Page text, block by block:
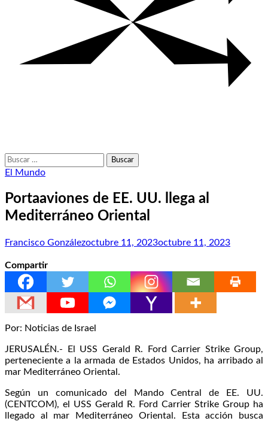
Buscar:
El Mundo
Portaaviones de EE. UU. llega al
Mediterráneo Oriental
Francisco Gonzálezoctubre 11, 2023octubre 11, 2023
Compartir
Por: Noticias de Israel
JERUSALÉN.- El USS Gerald R. Ford Carrier Strike Group,
perteneciente a la armada de Estados Unidos, ha arribado al
mar Mediterráneo Oriental.
Según un comunicado del Mando Central de EE. UU.
(CENTCOM), el USS Gerald R. Ford Carrier Strike Group ha
llegado al mar Mediterráneo Oriental. Esta acción busca